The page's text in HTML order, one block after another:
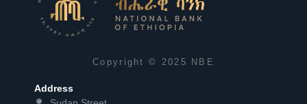
Copyright © 2025 NBE
Address